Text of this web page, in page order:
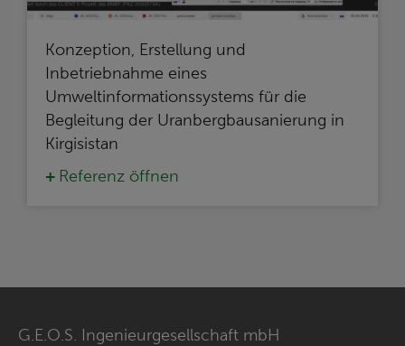
Konzeption, Erstellung und
Inbetriebnahme eines
Umweltinformationssystems für die
Begleitung der Uranbergbausanierung in
Kirgisistan
Referenz öffnen
G.E.O.S. Ingenieurgesellschaft mbH